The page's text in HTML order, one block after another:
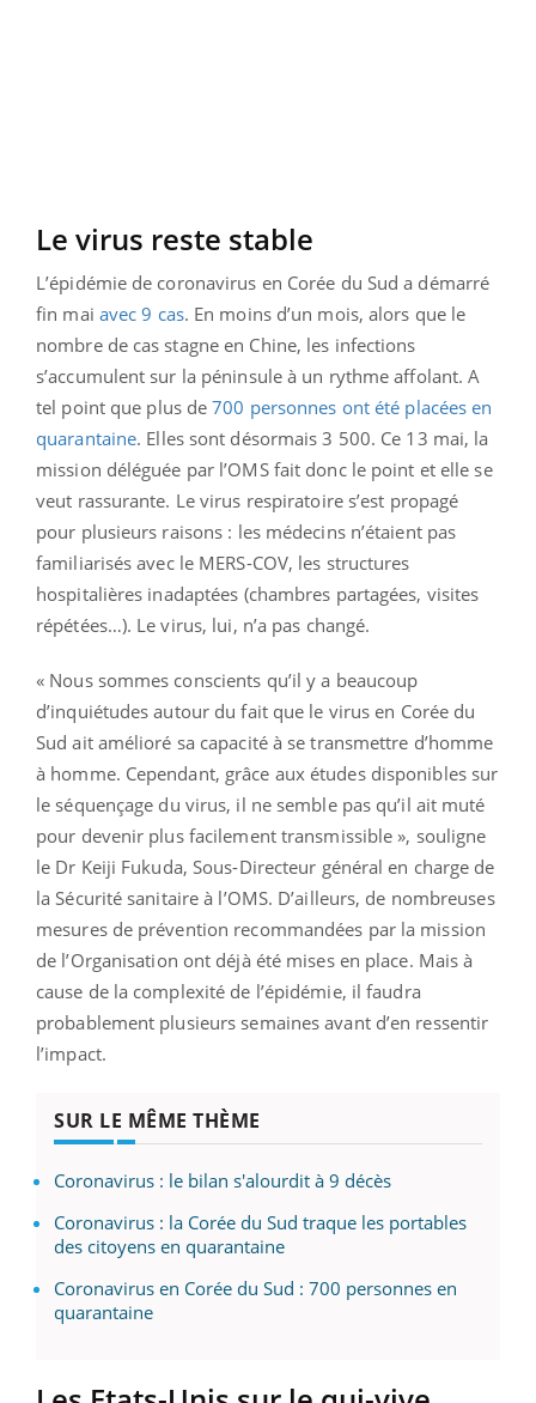
Le virus reste stable
L’épidémie de coronavirus en Corée du Sud a démarré
fin mai avec 9 cas. En moins d’un mois, alors que le
nombre de cas stagne en Chine, les infections
s’accumulent sur la péninsule à un rythme affolant. A
tel point que plus de700 personnes ont été placées en
quarantaine. Elles sont désormais 3 500. Ce 13 mai, la
mission déléguée par l’OMS fait donc le point et elle se
veut rassurante. Le virus respiratoire s’est propagé
pour plusieurs raisons : les médecins n’étaient pas
familiarisés avec le MERS-COV, les structures
hospitalières inadaptées (chambres partagées, visites
répétées…). Le virus, lui, n’a pas changé.
« Nous sommes conscients qu’il y a beaucoup
d’inquiétudes autour du fait que le virus en Corée du
Sud ait amélioré sa capacité à se transmettre d’homme
à homme. Cependant, grâce aux études disponibles sur
le séquençage du virus, il ne semble pas qu’il ait muté
pour devenir plus facilement transmissible », souligne
le Dr Keiji Fukuda, Sous-Directeur général en charge de
la Sécurité sanitaire à l’OMS. D’ailleurs, de nombreuses
mesures de prévention recommandées par la mission
de l’Organisation ont déjà été mises en place. Mais à
cause de la complexité de l’épidémie, il faudra
probablement plusieurs semaines avant d’en ressentir
l’impact.
SUR LE MÊME THÈME
Coronavirus : le bilan s'alourdit à 9 décès
Coronavirus : la Corée du Sud traque les portables
des citoyens en quarantaine
Coronavirus en Corée du Sud : 700 personnes en
quarantaine